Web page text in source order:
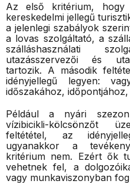
Az első kritérium, hogy
kereskedelmi jellegű
a jelenlegi szabályok
a lovas szolgáltató, a
szálláshasználati
utazásszervezői és
tartozik. A második
idényjellegű legyen:
időszakához,
Például a nyári
vízibicikli-kölcsönzőt
feltététel, az
ugyanakkor a
kritérium nem. Ezért ők
vehetnek fel, a
vagy munkaviszonyban